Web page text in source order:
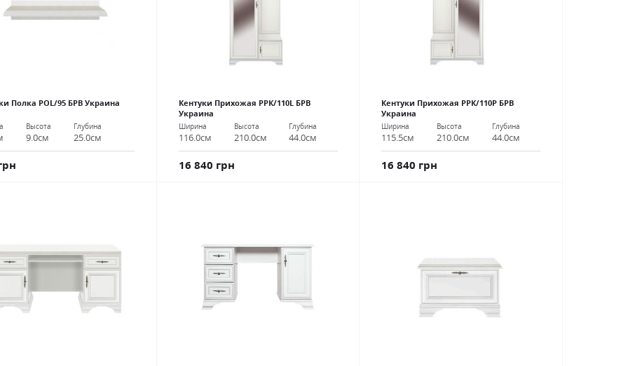
Полка POL/95 БРВ Украина
Высота
9.0см
Глубина
25.0см
Кентуки Прихожая РРК/110L БРВ
Украина
Ширина
116.0см
Высота
210.0см
Глубина
44.0см
16 840 грн
Кентуки Прихожая РРК/110Р БРВ
Украина
Ширина
115.5см
Высота
210.0см
Глубина
44.0см
16 840 грн